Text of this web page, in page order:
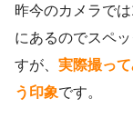
昨今のカメラで
にあるのでスペ
すが、 実際撮っ
う印象です。